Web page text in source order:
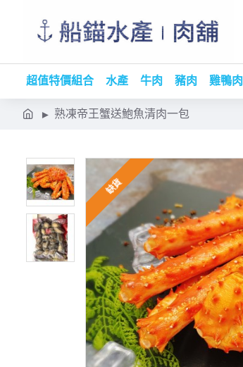
超值特價組合 水產 牛肉 豬肉 雞鴨肉
熟凍帝王蟹送鮑魚清肉一包
缺貨